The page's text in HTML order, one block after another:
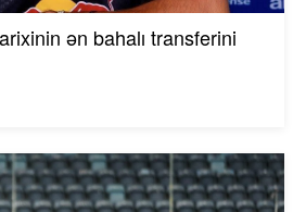
ən bahalı transferini